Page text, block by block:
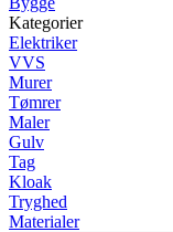
Kategorier
Elektriker
VVS
Murer
Tømrer
Maler
Gulv
Tag
Kloak
Tryghed
Materialer